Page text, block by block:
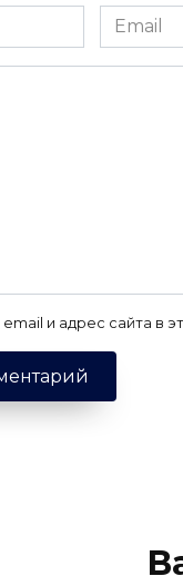
Email
*
и адрес сайта в